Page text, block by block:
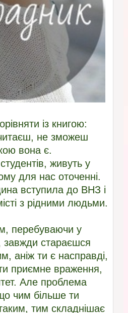
із книгою:
не зможеш
вона є.
живуть у
для нас оточенні.
вступила до ВНЗ і
з рідними людьми.
перебуваючи у
завжди стараєшся
аніж ти є насправді,
приємне враження,
Але проблема
чим більше ти
тим складнішає